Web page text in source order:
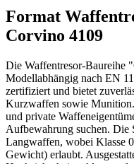
Format
Corvino 4109
Die Waffentresor-Baureihe
Modellabhängig nach EN
zertifiziert und bietet
Kurzwaffen sowie Munition.
und private
Aufbewahrung suchen. Die
Langwaffen, wobei Klasse
Gewicht) erlaubt.